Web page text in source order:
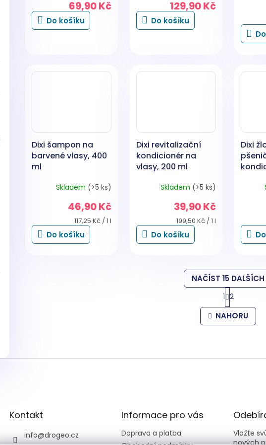
69,90 Kč
Do košíku
129,90 Kč
Do košíku
Dixi šampon na
barvené vlasy, 400
ml
Skladem (>5 ks)
46,90 Kč
Měrná
cena:
117,25 Kč / 1 l
Do košíku
Dixi revitalizační
kondicionér na
vlasy, 200 ml
Skladem (>5 ks)
39,90 Kč
Měrná
cena:
199,50 Kč / 1 l
Do košíku
Dixi
O
v
l
c
NAČÍST 15 DALŠÍCH
S
t
r
á
n
á
1 2
NAHORU
Kontakt
info@drogeo.cz
Informace pro vás
Doprava a platba
Vložte
nových